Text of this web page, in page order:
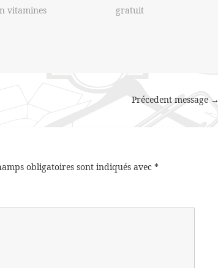
vitamines
gratuit
Précedent message →
obligatoires sont indiqués avec *